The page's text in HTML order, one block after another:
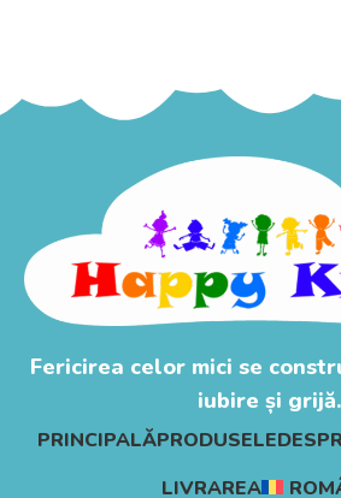
Fericirea celor mici se
iubire și grijă.
PRINCIPALĂPRODUSELE
LIVRAREA